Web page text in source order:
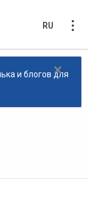
RU
×
и блогов для